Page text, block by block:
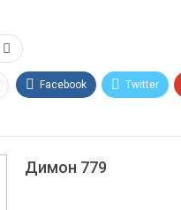
Facebook Twitter
Димон 779